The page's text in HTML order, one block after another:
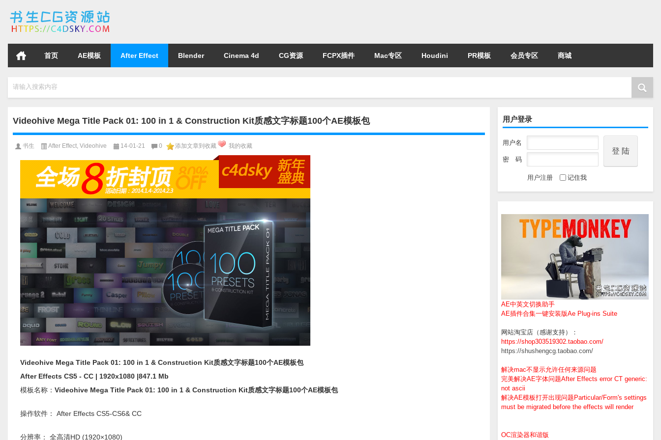
首页 AE模板 After Effect Blender Cinema 4d CG资源 FCPX插件 Mac专区 Houdini PR模板 会员专区 商城
请输入搜索内容
用户登录
用户名
密 码
用户注册 记住我
AE中英文切换助手
AE插件合集一键安装版Ae Plug-ins Suite
网站淘宝店（感谢支持）：
https://shop303519302.taobao.com/
https://shushengcg.taobao.com/
解决mac不显示允许任何来源问题
完美解决AE字体问题After Effects error CT generic:
not ascii
解决AE模板打开出现问题Particular/Form's settings
must be migrated before the effects will render
OC渲染器和谐版
Videohive Mega Title Pack 01: 100 in 1 & Construction Kit质感文字标题100个AE模板包
书生 After Effect, Videohive 14-01-21 0 添加文章到收藏 我的收藏
Videohive Mega Title Pack 01: 100 in 1 & Construction Kit质感文字标题100个AE模板包
After Effects CS5 - CC | 1920x1080 |847.1 Mb
模板名称： Videohive Mega Title Pack 01: 100 in 1 & Construction Kit质感文字标题100个AE模板包
操作软件： After Effects CS5-CS6& CC
分辨率： 全高清HD (1920×1080)